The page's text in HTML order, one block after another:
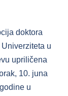
doktora
u
upriličena
10. juna
u